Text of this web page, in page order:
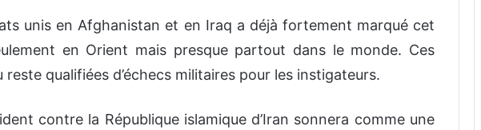
unis en Afghanistan et en Iraq a déjà fortement marqué cet
en Orient mais presque partout dans le monde. Ces
qualifiées d’échecs militaires pour les instigateurs.
contre la République islamique d’Iran sonnera comme une